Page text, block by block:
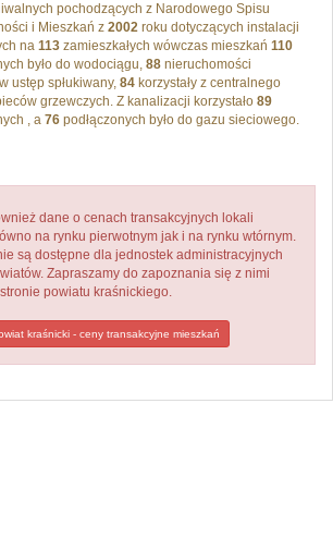
pochodzących z Narodowego Spisu
i Mieszkań z 2002 roku dotyczących instalacji
na 113 zamieszkałych wówczas mieszkań 110
było do wodociągu, 88 nieruchomości
ustęp spłukiwany, 84 korzystały z centralnego
grzewczych. Z kanalizacji korzystało 89
, a 76 podłączonych było do gazu sieciowego.
dane o cenach transakcyjnych lokali
na rynku pierwotnym jak i na rynku wtórnym.
są dostępne dla jednostek administracyjnych
Zapraszamy do zapoznania się z nimi
powiatu kraśnickiego.
kraśnicki - ceny transakcyjne mieszkań